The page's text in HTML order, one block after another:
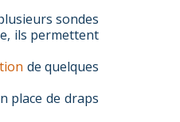
sondes
ils permettent
de quelques
place de draps